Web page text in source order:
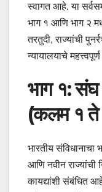
स्वागत आहे. या
भाग १ आणि भाग २
तरतुदी, राज्यांची
न्यायालयाचे
भाग १: संघ
(कलम १ ते
भारतीय संविधानाचा
आणि नवीन राज्यांची
कायद्यांशी संबंधित